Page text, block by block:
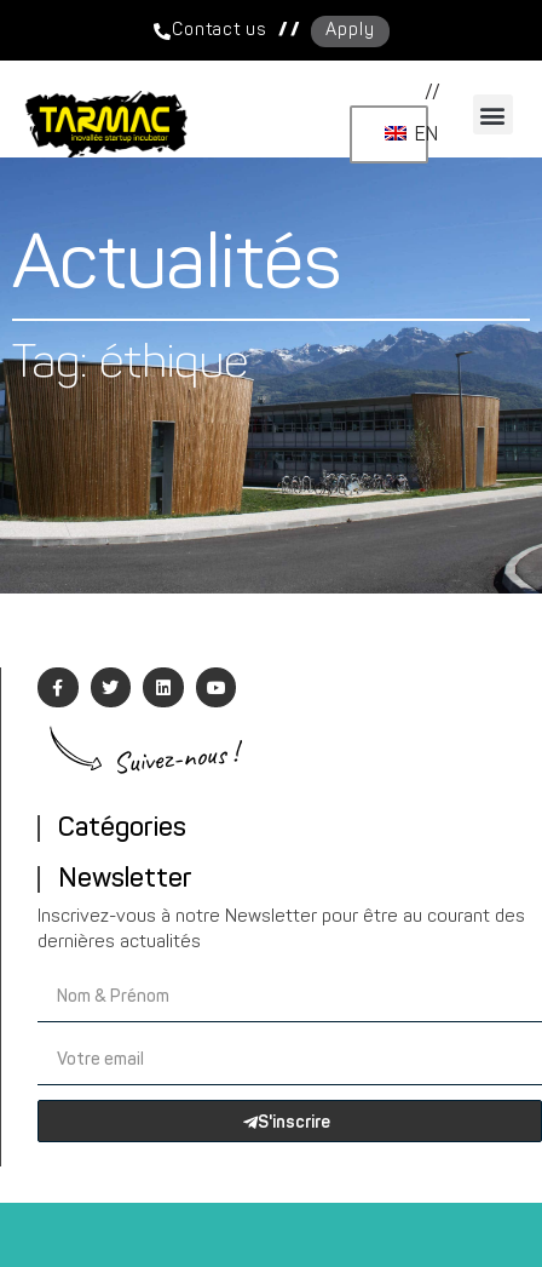
Contact us / / Apply
//
EN
Actualités
Tag: éthique
Suivez-nous !
Catégories
Newsletter
Inscrivez-vous à notre Newsletter pour être au courant des
dernières actualités
S'inscrire